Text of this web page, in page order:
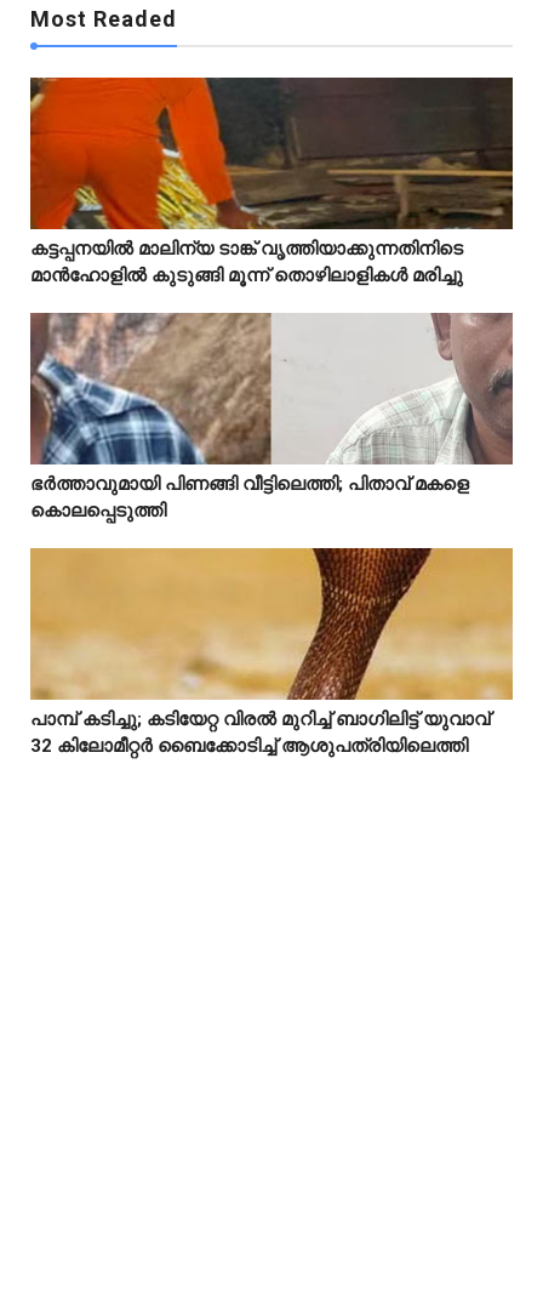
Most Readed
  
കട്ടപ്പനയിൽ മാലിന്യ ടാങ്ക് വൃത്തിയാക്കുന്നതിനിടെ
മാൻഹോളിൽ കുടുങ്ങി മൂന്ന് തൊഴിലാളികൾ മരിച്ചു
  
Mostreaded
ഭർത്താവുമായി പിണങ്ങി വീട്ടിലെത്തി; പിതാവ് മകളെ
കൊലപ്പെടുത്തി
  
Mostreaded
പാമ്പ് കടിച്ചു; കടിയേറ്റ വിരൽ മുറിച്ച് ബാഗിലിട്ട് യുവാവ്
32 കിലോമീറ്റർ ബൈക്കോടിച്ച് ആശുപത്രിയിലെത്തി